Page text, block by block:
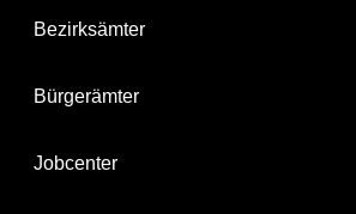
Bezirksämter
Bürgerämter
Jobcenter